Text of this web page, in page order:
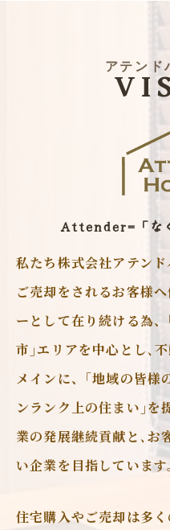
アテンド
Attender=「な
私たち株式会社アテン
ご売却をされるお客様
ーとして在り続ける為
市｣エリアを中心とし､
メインに、｢地域の皆様
ンランク上の住まい｣を
業の発展継続貢献と､お
い企業を目指していま
住宅購入やご売却は多